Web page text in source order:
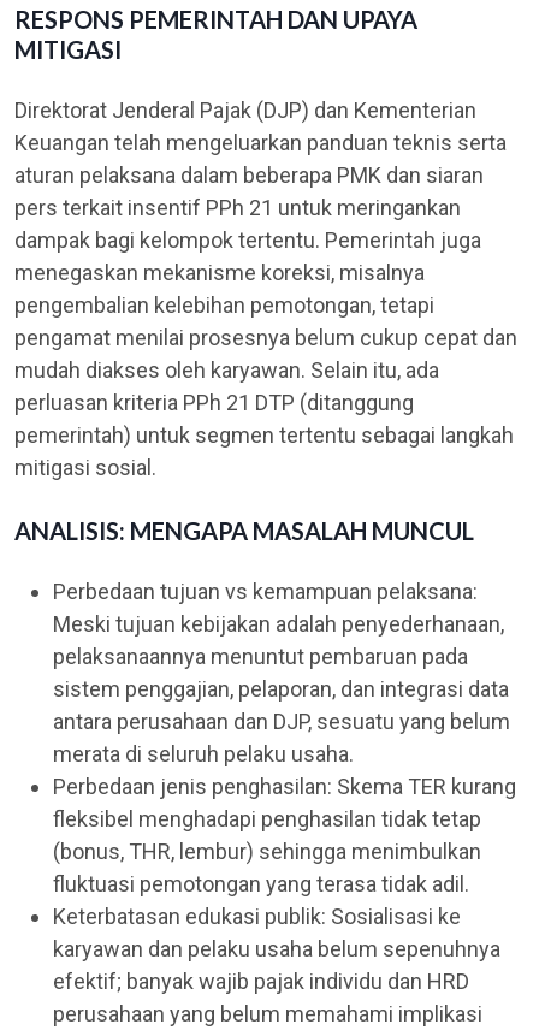
RESPONS PEMERINTAH DAN UPAYA
MITIGASI
Direktorat Jenderal Pajak (DJP) dan Kementerian
Keuangan telah mengeluarkan panduan teknis serta
aturan pelaksana dalam beberapa PMK dan siaran
pers terkait insentif PPh 21 untuk meringankan
dampak bagi kelompok tertentu. Pemerintah juga
menegaskan mekanisme koreksi, misalnya
pengembalian kelebihan pemotongan, tetapi
pengamat menilai prosesnya belum cukup cepat dan
mudah diakses oleh karyawan. Selain itu, ada
perluasan kriteria PPh 21 DTP (ditanggung
pemerintah) untuk segmen tertentu sebagai langkah
mitigasi sosial.
ANALISIS: MENGAPA MASALAH MUNCUL
Perbedaan tujuan vs kemampuan pelaksana:
Meski tujuan kebijakan adalah penyederhanaan,
pelaksanaannya menuntut pembaruan pada
sistem penggajian, pelaporan, dan integrasi data
antara perusahaan dan DJP, sesuatu yang belum
merata di seluruh pelaku usaha.
Perbedaan jenis penghasilan: Skema TER kurang
fleksibel menghadapi penghasilan tidak tetap
(bonus, THR, lembur) sehingga menimbulkan
fluktuasi pemotongan yang terasa tidak adil.
Keterbatasan edukasi publik: Sosialisasi ke
karyawan dan pelaku usaha belum sepenuhnya
efektif; banyak wajib pajak individu dan HRD
perusahaan yang belum memahami implikasi